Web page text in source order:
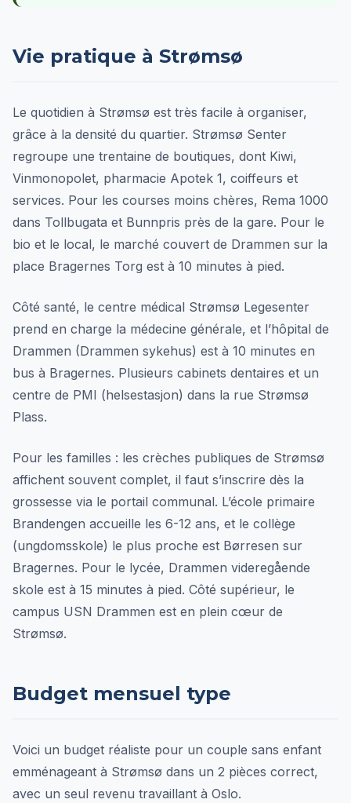
Vie pratique à Strømsø
Le quotidien à Strømsø est très facile à organiser,
grâce à la densité du quartier. Strømsø Senter
regroupe une trentaine de boutiques, dont Kiwi,
Vinmonopolet, pharmacie Apotek 1, coiffeurs et
services. Pour les courses moins chères, Rema 1000
dans Tollbugata et Bunnpris près de la gare. Pour le
bio et le local, le marché couvert de Drammen sur la
place Bragernes Torg est à 10 minutes à pied.
Côté santé, le centre médical Strømsø Legesenter
prend en charge la médecine générale, et l’hôpital de
Drammen (Drammen sykehus) est à 10 minutes en
bus à Bragernes. Plusieurs cabinets dentaires et un
centre de PMI (helsestasjon) dans la rue Strømsø
Plass.
Pour les familles : les crèches publiques de Strømsø
affichent souvent complet, il faut s’inscrire dès la
grossesse via le portail communal. L’école primaire
Brandengen accueille les 6-12 ans, et le collège
(ungdomsskole) le plus proche est Børresen sur
Bragernes. Pour le lycée, Drammen videregående
skole est à 15 minutes à pied. Côté supérieur, le
campus USN Drammen est en plein cœur de
Strømsø.
Budget mensuel type
Voici un budget réaliste pour un couple sans enfant
emménageant à Strømsø dans un 2 pièces correct,
avec un seul revenu travaillant à Oslo.